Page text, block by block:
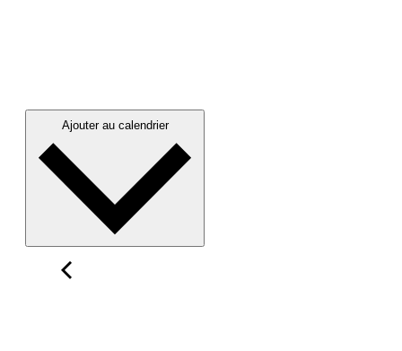
Ajouter au calendrier